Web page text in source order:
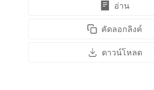
อ่าน
คัดลอกลิงค์
ดาวน์โหลด